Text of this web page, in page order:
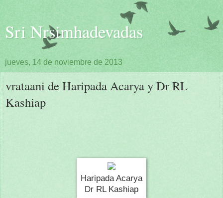
Sri Nrsimhadevadas
jueves, 14 de noviembre de 2013
vrataani de Haripada Acarya y Dr RL
Kashiap
Haripada Acarya
Dr RL Kashiap